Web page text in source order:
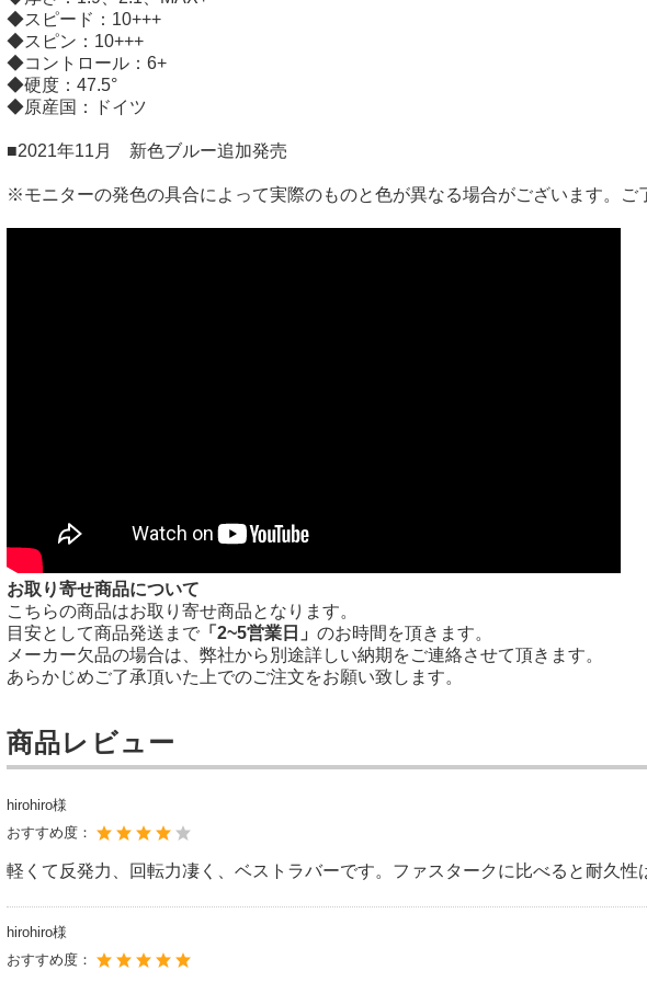
◆スピード：10+++
◆スピン：10+++
◆コントロール：6+
◆硬度：47.5°
◆原産国：ドイツ
■2021年11月 新色ブルー追加発売
※モニターの発色の具合によって実際のものと色が異なる場合がございます。ご
お取り寄せ商品について
こちらの商品はお取り寄せ商品となります。
目安として商品発送まで 「2~5営業日」 のお時間を頂きます。
メーカー欠品の場合は、弊社から別途詳しい納期をご連絡させて頂きます。
あらかじめご了承頂いた上でのご注文をお願い致します。
商品レビュー
hirohiro様
おすすめ度：
軽くて反発力、回転力凄く、ベストラバーです。ファスタークに比べると耐久性
hirohiro様
おすすめ度：